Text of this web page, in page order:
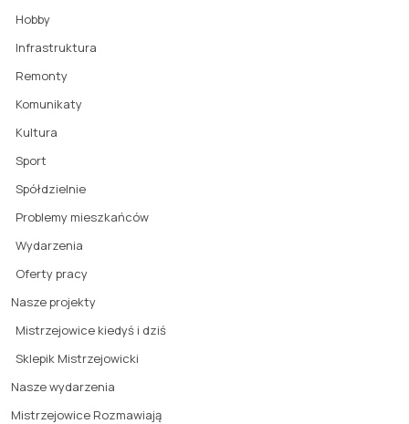
Hobby
Infrastruktura
Remonty
Komunikaty
Kultura
Sport
Spółdzielnie
Problemy mieszkańców
Wydarzenia
Oferty pracy
Nasze projekty
Mistrzejowice kiedyś i dziś
Sklepik Mistrzejowicki
Nasze wydarzenia
Mistrzejowice Rozmawiają